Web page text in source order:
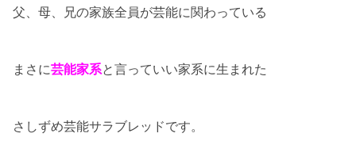
父、母、兄の家族全員が芸能に関わっている
まさに芸能家系と言っていい家系に生まれた
さしずめ芸能サラブレッドです。